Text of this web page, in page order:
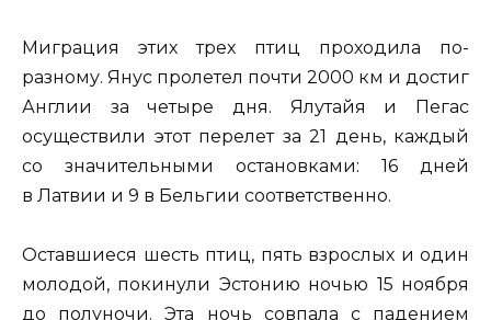
Миграция этих трех птиц проходила по-
разному. Янус пролетел почти 2000 км и достиг
Англии за четыре дня. Ялутайя и Пегас
осуществили этот перелет за 21 день, каждый
со значительными остановками: 16 дней
в Латвии и 9 в Бельгии соответственно.
Оставшиеся шесть птиц, пять взрослых и один
молодой, покинули Эстонию ночью 15 ноября
до полуночи. Эта ночь совпала с падением